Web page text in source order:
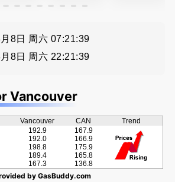
級公寓，So
-689-5519
8日 周六 07:21:39
8日 周六 22:21:39
Vancouver
Vancouver CAN
Trend
192.9
192.0
198.8
189.4
167.3
167.9
166.9
175.9
165.8
136.8
byGasBuddy.com